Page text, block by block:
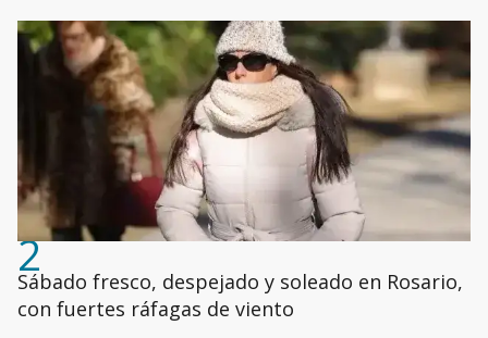
2
Sábado fresco, despejado y soleado en Rosario,
con fuertes ráfagas de viento